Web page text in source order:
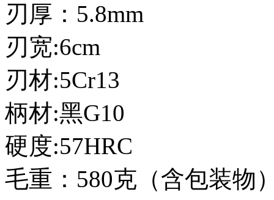
刃厚：5.8mm
刃宽:6cm
刃材:5Cr13
柄材:黑G10
硬度:57HRC
毛重：580克（含包装物